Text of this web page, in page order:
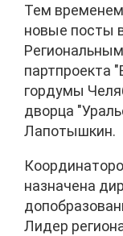
Тем
новые посты
партпроекта
гордумы
дворца
Лапотышкин.
назначена
Лидер